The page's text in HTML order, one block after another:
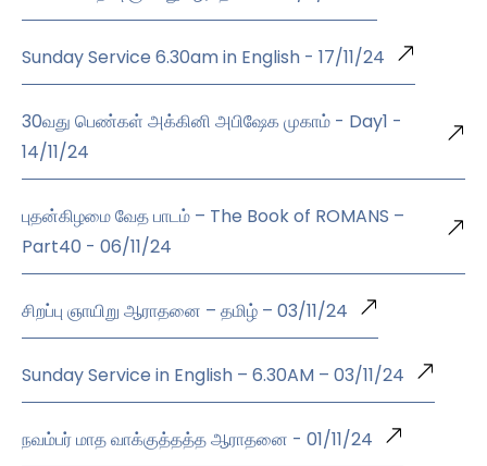
Sunday Service 6.30am in English - 17/11/24
30வது பெண்கள் அக்கினி அபிஷேக முகாம் - Day1 -
14/11/24
புதன்கிழமை வேத பாடம் – The Book of ROMANS –
Part40 - 06/11/24
சிறப்பு ஞாயிறு ஆராதனை – தமிழ் – 03/11/24
Sunday Service in English – 6.30AM – 03/11/24
நவம்பர் மாத வாக்குத்தத்த ஆராதனை - 01/11/24